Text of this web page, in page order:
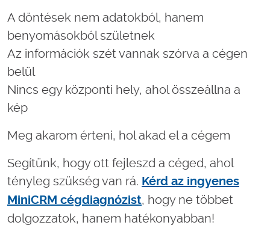
A döntések nem adatokból, hanem
benyomásokból születnek
Az információk szét vannak szórva a cégen
belül
Nincs egy központi hely, ahol összeállna a
kép
Meg akarom érteni, hol akad el a cégem
Segítünk, hogy ott fejleszd a céged, ahol
tényleg szükség van rá. Kérd az ingyenes
MiniCRM cégdiagnózist, hogy ne többet
dolgozzatok, hanem hatékonyabban!